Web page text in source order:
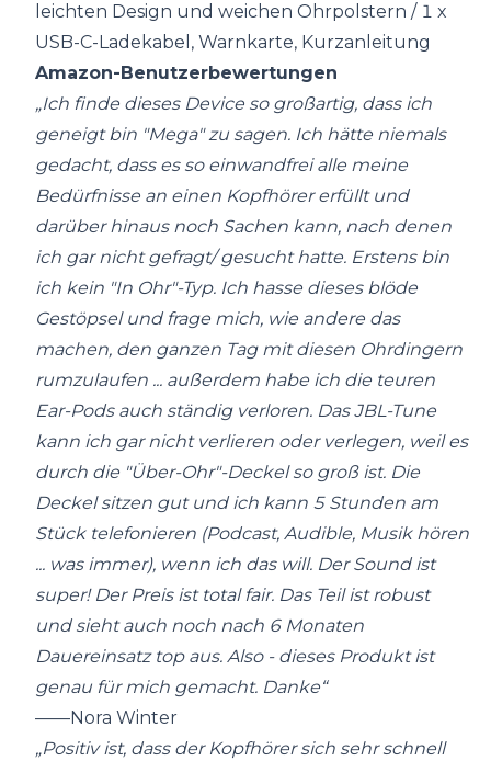
leichten Design und weichen Ohrpolstern / 1 x
USB-C-Ladekabel, Warnkarte, Kurzanleitung
Amazon-Benutzerbewertungen
„Ich finde dieses Device so großartig, dass ich
geneigt bin "Mega" zu sagen. Ich hätte niemals
gedacht, dass es so einwandfrei alle meine
Bedürfnisse an einen Kopfhörer erfüllt und
darüber hinaus noch Sachen kann, nach denen
ich gar nicht gefragt/ gesucht hatte. Erstens bin
ich kein "In Ohr"-Typ. Ich hasse dieses blöde
Gestöpsel und frage mich, wie andere das
machen, den ganzen Tag mit diesen Ohrdingern
rumzulaufen ... außerdem habe ich die teuren
Ear-Pods auch ständig verloren. Das JBL-Tune
kann ich gar nicht verlieren oder verlegen, weil es
durch die "Über-Ohr"-Deckel so groß ist. Die
Deckel sitzen gut und ich kann 5 Stunden am
Stück telefonieren (Podcast, Audible, Musik hören
... was immer), wenn ich das will. Der Sound ist
super! Der Preis ist total fair. Das Teil ist robust
und sieht auch noch nach 6 Monaten
Dauereinsatz top aus. Also - dieses Produkt ist
genau für mich gemacht. Danke“
——Nora Winter
„Positiv ist, dass der Kopfhörer sich sehr schnell